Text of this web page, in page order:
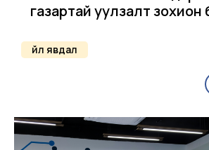
газартай уулзалт зохион
Үйл явдал